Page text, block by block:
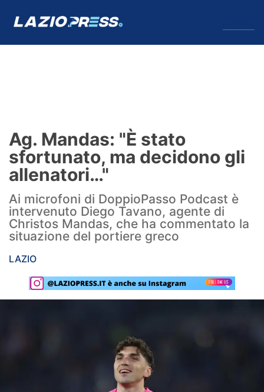
Formello
Infortuni
Primavera
Calciomercato
Lazio Women
Rassegna Lazio
Champions League
Ag. Mandas: "È stato
sfortunato, ma decidono gli
allenatori…"
Ai microfoni di DoppioPasso Podcast è
intervenuto Diego Tavano, agente di
Christos Mandas, che ha commentato la
situazione del portiere greco
LAZIO